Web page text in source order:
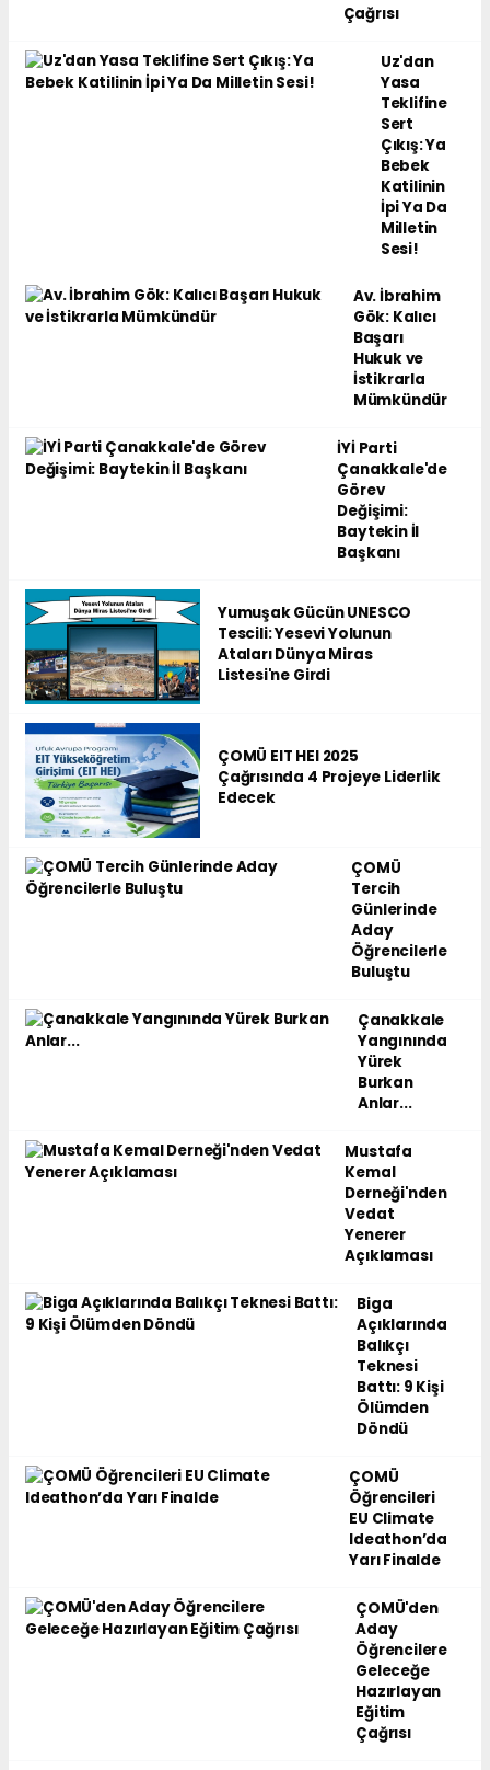
Çağrısı
Uz'dan
Yasa
Teklifine
Sert
Çıkış: Ya
Bebek
Katilinin
İpi Ya Da
Milletin
Sesi!
Av. İbrahim
Gök: Kalıcı
Başarı
Hukuk ve
İstikrarla
Mümkündür
İYİ Parti
Çanakkale'de
Görev
Değişimi:
Baytekin İl
Başkanı
Yumuşak Gücün UNESCO
Tescili: Yesevi Yolunun
Ataları Dünya Miras
Listesi'ne Girdi
ÇOMÜ EIT HEI 2025
Çağrısında 4 Projeye Liderlik
Edecek
ÇOMÜ
Tercih
Günlerinde
Aday
Öğrencilerle
Buluştu
Çanakkale
Yangınında
Yürek
Burkan
Anlar...
Mustafa
Kemal
Derneği'nden
Vedat
Yenerer
Açıklaması
Biga
Açıklarında
Balıkçı
Teknesi
Battı: 9 Kişi
Ölümden
Döndü
ÇOMÜ
Öğrencileri
EU Climate
Ideathon’da
Yarı Finalde
ÇOMÜ'den
Aday
Öğrencilere
Geleceğe
Hazırlayan
Eğitim
Çağrısı